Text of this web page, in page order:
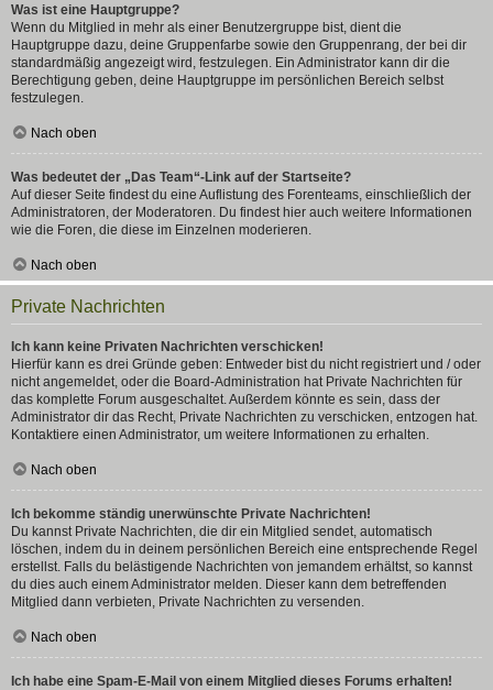
Was ist eine Hauptgruppe?
Wenn du Mitglied in mehr als einer Benutzergruppe bist, dient die
Hauptgruppe dazu, deine Gruppenfarbe sowie den Gruppenrang, der bei dir
standardmäßig angezeigt wird, festzulegen. Ein Administrator kann dir die
Berechtigung geben, deine Hauptgruppe im persönlichen Bereich selbst
festzulegen.
Nach oben
Was bedeutet der „Das Team“-Link auf der Startseite?
Auf dieser Seite findest du eine Auflistung des Forenteams, einschließlich der
Administratoren, der Moderatoren. Du findest hier auch weitere Informationen
wie die Foren, die diese im Einzelnen moderieren.
Nach oben
Private Nachrichten
Ich kann keine Privaten Nachrichten verschicken!
Hierfür kann es drei Gründe geben: Entweder bist du nicht registriert und / oder
nicht angemeldet, oder die Board-Administration hat Private Nachrichten für
das komplette Forum ausgeschaltet. Außerdem könnte es sein, dass der
Administrator dir das Recht, Private Nachrichten zu verschicken, entzogen hat.
Kontaktiere einen Administrator, um weitere Informationen zu erhalten.
Nach oben
Ich bekomme ständig unerwünschte Private Nachrichten!
Du kannst Private Nachrichten, die dir ein Mitglied sendet, automatisch
löschen, indem du in deinem persönlichen Bereich eine entsprechende Regel
erstellst. Falls du belästigende Nachrichten von jemandem erhältst, so kannst
du dies auch einem Administrator melden. Dieser kann dem betreffenden
Mitglied dann verbieten, Private Nachrichten zu versenden.
Nach oben
Ich habe eine Spam-E-Mail von einem Mitglied dieses Forums erhalten!